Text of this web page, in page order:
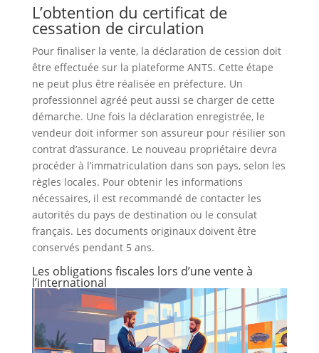
L’obtention du certificat de
cessation de circulation
Pour finaliser la vente, la déclaration de cession doit
être effectuée sur la plateforme ANTS. Cette étape
ne peut plus être réalisée en préfecture. Un
professionnel agréé peut aussi se charger de cette
démarche. Une fois la déclaration enregistrée, le
vendeur doit informer son assureur pour résilier son
contrat d’assurance. Le nouveau propriétaire devra
procéder à l’immatriculation dans son pays, selon les
règles locales. Pour obtenir les informations
nécessaires, il est recommandé de contacter les
autorités du pays de destination ou le consulat
français. Les documents originaux doivent être
conservés pendant 5 ans.
Les obligations fiscales lors d’une vente à
l’international